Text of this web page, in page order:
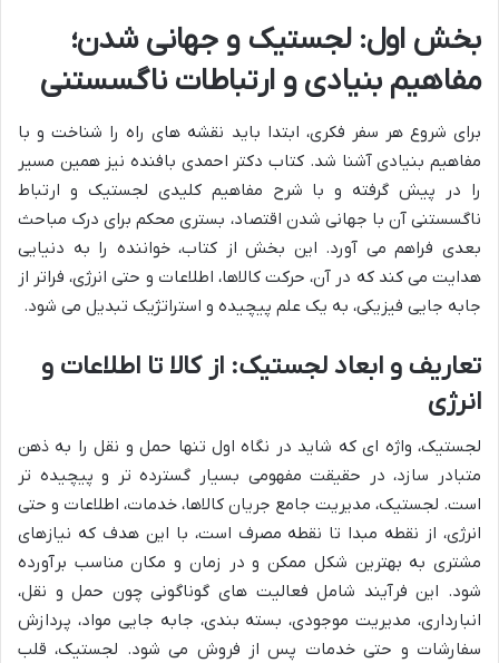
بخش اول: لجستیک و جهانی شدن؛
مفاهیم بنیادی و ارتباطات ناگسستنی
برای شروع هر سفر فکری، ابتدا باید نقشه های راه را شناخت و با
مفاهیم بنیادی آشنا شد. کتاب دکتر احمدی بافنده نیز همین مسیر
را در پیش گرفته و با شرح مفاهیم کلیدی لجستیک و ارتباط
ناگسستنی آن با جهانی شدن اقتصاد، بستری محکم برای درک مباحث
بعدی فراهم می آورد. این بخش از کتاب، خواننده را به دنیایی
هدایت می کند که در آن، حرکت کالاها، اطلاعات و حتی انرژی، فراتر از
جابه جایی فیزیکی، به یک علم پیچیده و استراتژیک تبدیل می شود.
تعاریف و ابعاد لجستیک: از کالا تا اطلاعات و
انرژی
لجستیک، واژه ای که شاید در نگاه اول تنها حمل و نقل را به ذهن
متبادر سازد، در حقیقت مفهومی بسیار گسترده تر و پیچیده تر
است. لجستیک، مدیریت جامع جریان کالاها، خدمات، اطلاعات و حتی
انرژی، از نقطه مبدا تا نقطه مصرف است، با این هدف که نیازهای
مشتری به بهترین شکل ممکن و در زمان و مکان مناسب برآورده
شود. این فرآیند شامل فعالیت های گوناگونی چون حمل و نقل،
انبارداری، مدیریت موجودی، بسته بندی، جابه جایی مواد، پردازش
سفارشات و حتی خدمات پس از فروش می شود. لجستیک، قلب